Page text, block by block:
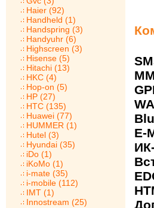
Haier (92)
Handheld (1)
Handspring (3)
Handyuhr (6)
Highscreen (3)
Hisense (5)
Hitachi (13)
HKC (4)
Hop-on (5)
HP (27)
HTC (135)
Huawei (77)
HUMMER (1)
Hutel (3)
Hyundai (35)
iDo (1)
iKoMo (1)
i-mate (35)
i-mobile (112)
IMT (1)
Innostream (25)
E-